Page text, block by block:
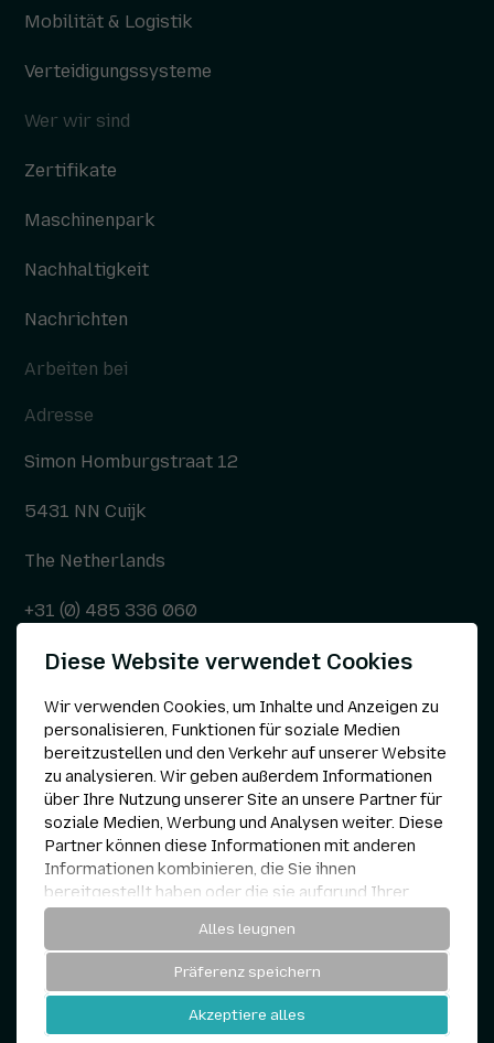
Mobilität & Logistik
Verteidigungssysteme
Wer wir sind
Zertifikate
Maschinenpark
Nachhaltigkeit
Nachrichten
Arbeiten bei
Adresse
Simon Homburgstraat 12
5431 NN Cuijk
The Netherlands
+31 (0) 485 336 060
info@kepser.nl
Andere
Datenschutzerklärung
Cookie-Einstellungen
Website von und
Kepser © 1960 — 2026
Diese Website verwendet Cookies
Wir verwenden Cookies, um Inhalte und Anzeigen zu
personalisieren, Funktionen für soziale Medien
bereitzustellen und den Verkehr auf unserer Website
zu analysieren. Wir geben außerdem Informationen
über Ihre Nutzung unserer Site an unsere Partner für
soziale Medien, Werbung und Analysen weiter. Diese
Partner können diese Informationen mit anderen
Informationen kombinieren, die Sie ihnen
bereitgestellt haben oder die sie aufgrund Ihrer
Nutzung ihrer Dienste gesammelt haben.
Notwendig
Alles leugnen
Präferenz speichern
Akzeptiere alles